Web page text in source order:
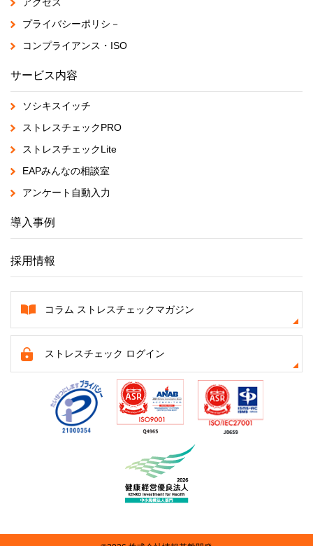
プライバシーポリシ－
コンプライアンス・ISO
サービス内容
ソシキスイッチ
ストレスチェックPRO
ストレスチェックLite
EAPみんなの相談室
アンケート自動入力
導入事例
採用情報
コラム ストレスチェックマガジン
ストレスチェック ログイン